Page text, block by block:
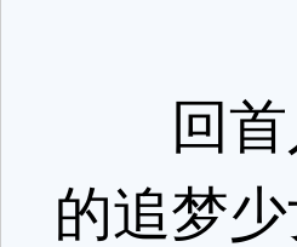
回首入
的追梦